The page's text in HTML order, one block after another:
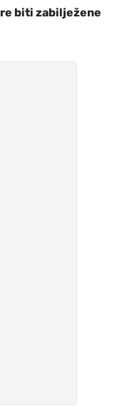
biti zabilježene